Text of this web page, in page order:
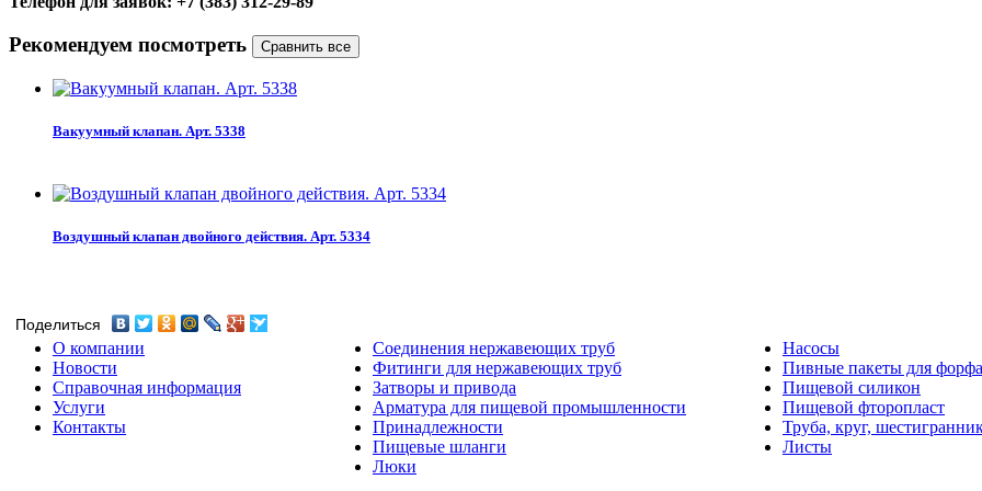
Рекомендуем посмотреть
Вакуумный клапан. Арт. 5338
Воздушный клапан двойного действия. Арт. 5334
Поделиться
О компании
Новости
Справочная информация
Услуги
Контакты
Соединения нержавеющих труб
Фитинги для нержавеющих труб
Затворы и привода
Арматура для пищевой промышленности
Принадлежности
Пищевые шланги
Люки
Насосы
Пивные пакеты для
Пищевой силикон
Пищевой фторопласт
Труба, круг,
Листы